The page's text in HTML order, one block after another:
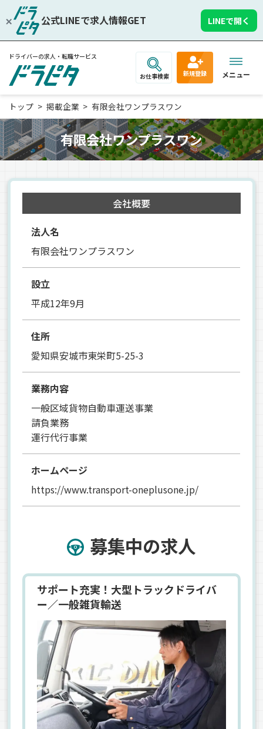
公式LINEで求人情報GET LINEで開く
ドライバーの求人・転職サービス
お仕事検索 新規登録 メニュー
トップ 掲載企業 有限会社ワンプラスワン
有限会社ワンプラスワン
会社概要
法人名
有限会社ワンプラスワン
設立
平成12年9月
住所
愛知県安城市東栄町5-25-3
業務内容
一般区域貨物自動車運送事業
請負業務
運行代行事業
ホームページ
https://www.transport-oneplusone.jp/
募集中の求人
サポート充実！大型トラックドライバ
ー／一般雑貨輸送